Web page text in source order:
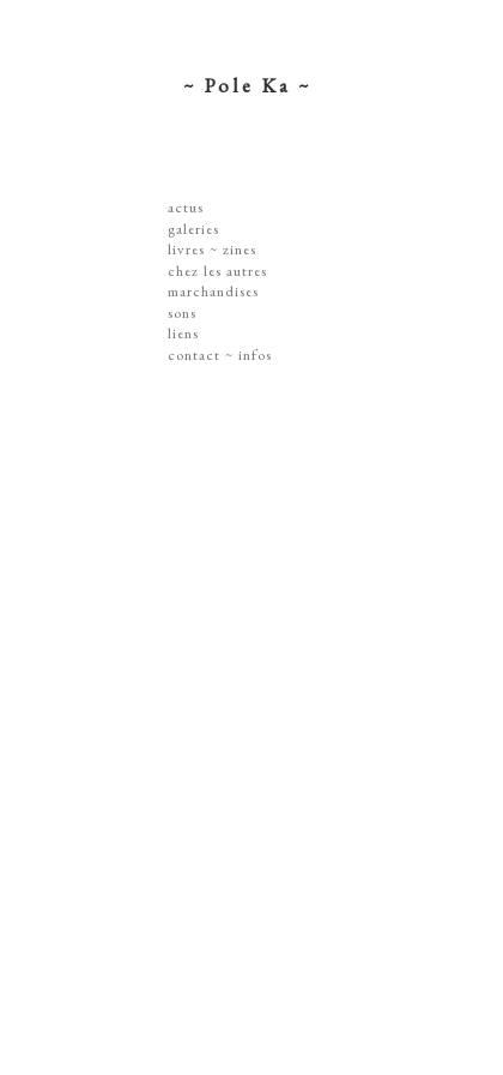
~ Pole Ka ~
actus
galeries
dessins ~ illustrations
affiches ~ concerts ~ disques
gravures
peintures
dissections ~ découpes
jouets ~ objets
livres ~ zines
chez les autres
marchandises
sérigraphies
livres & zines
gravures
sons
liens
contact ~ infos